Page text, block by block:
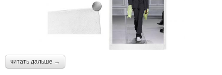
читать дальше →